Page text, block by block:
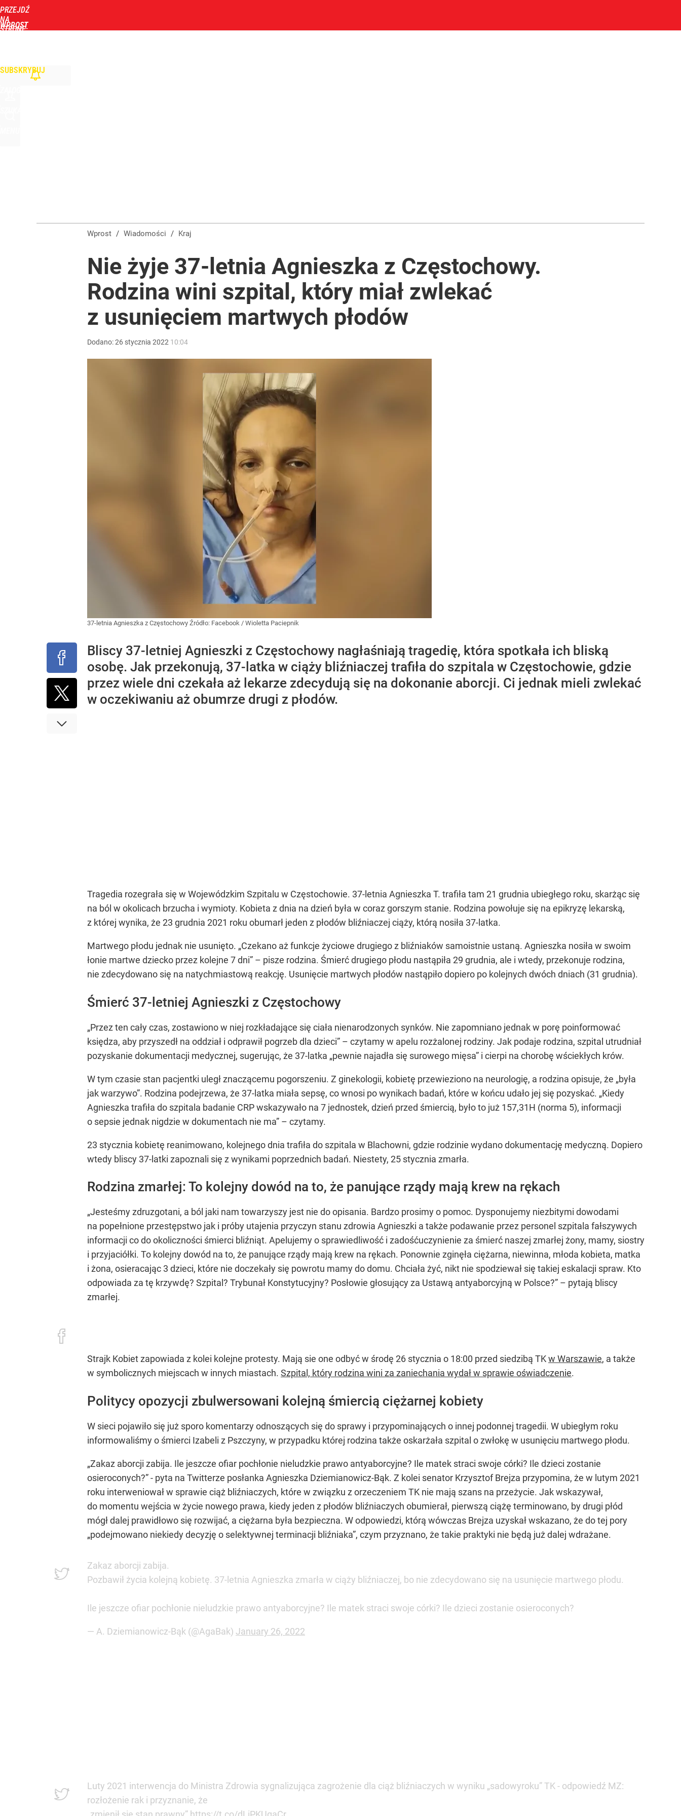
PRZEJDŹ
NA
STRONĘ
WPROST
SUBSKRYBUJ
Wprost / Wiadomości / Kraj
Nie żyje 37-letnia Agnieszka z Częstochowy.
Rodzina wini szpital, który miał zwlekać
z usunięciem martwych płodów
Dodano:26 stycznia 2022 10:04
37-letnia Agnieszka z Częstochowy Źródło: Facebook / Wioletta Paciepnik
Bliscy 37-letniej Agnieszki z Częstochowy nagłaśniają tragedię, która spotkała ich bliską
osobę. Jak przekonują, 37-latka w ciąży bliźniaczej trafiła do szpitala w Częstochowie, gdzie
przez wiele dni czekała aż lekarze zdecydują się na dokonanie aborcji. Ci jednak mieli zwlekać
w oczekiwaniu aż obumrze drugi z płodów.
Tragedia rozegrała się w Wojewódzkim Szpitalu w Częstochowie. 37-letnia Agnieszka T. trafiła tam 21 grudnia ubiegłego roku, skarżąc się
na ból w okolicach brzucha i wymioty. Kobieta z dnia na dzień była w coraz gorszym stanie. Rodzina powołuje się na epikryzę lekarską,
z której wynika, że 23 grudnia 2021 roku obumarł jeden z płodów bliźniaczej ciąży, którą nosiła 37-latka.
Martwego płodu jednak nie usunięto. „Czekano aż funkcje życiowe drugiego z bliźniaków samoistnie ustaną. Agnieszka nosiła w swoim
łonie martwe dziecko przez kolejne 7 dni” – pisze rodzina. Śmierć drugiego płodu nastąpiła 29 grudnia, ale i wtedy, przekonuje rodzina,
nie zdecydowano się na natychmiastową reakcję. Usunięcie martwych płodów nastąpiło dopiero po kolejnych dwóch dniach (31 grudnia).
Śmierć 37-letniej Agnieszki z Częstochowy
„Przez ten cały czas, zostawiono w niej rozkładające się ciała nienarodzonych synków. Nie zapomniano jednak w porę poinformować
księdza, aby przyszedł na oddział i odprawił pogrzeb dla dzieci” – czytamy w apelu rozżalonej rodziny. Jak podaje rodzina, szpital utrudniał
pozyskanie dokumentacji medycznej, sugerując, że 37-latka „pewnie najadła się surowego mięsa” i cierpi na chorobę wściekłych krów.
W tym czasie stan pacjentki uległ znaczącemu pogorszeniu. Z ginekologii, kobietę przewieziono na neurologię, a rodzina opisuje, że „była
jak warzywo”. Rodzina podejrzewa, że 37-latka miała sepsę, co wnosi po wynikach badań, które w końcu udało jej się pozyskać. „Kiedy
Agnieszka trafiła do szpitala badanie CRP wskazywało na 7 jednostek, dzień przed śmiercią, było to już 157,31H (norma 5), informacji
o sepsie jednak nigdzie w dokumentach nie ma” – czytamy.
23 stycznia kobietę reanimowano, kolejnego dnia trafiła do szpitala w Blachowni, gdzie rodzinie wydano dokumentację medyczną. Dopiero
wtedy bliscy 37-latki zapoznali się z wynikami poprzednich badań. Niestety, 25 stycznia zmarła.
Rodzina zmarłej: To kolejny dowód na to, że panujące rządy mają krew na rękach
„Jesteśmy zdruzgotani, a ból jaki nam towarzyszy jest nie do opisania. Bardzo prosimy o pomoc. Dysponujemy niezbitymi dowodami
na popełnione przestępstwo jak i próby utajenia przyczyn stanu zdrowia Agnieszki a także podawanie przez personel szpitala fałszywych
informacji co do okoliczności śmierci bliźniąt. Apelujemy o sprawiedliwość i zadośćuczynienie za śmierć naszej zmarłej żony, mamy, siostry
i przyjaciółki. To kolejny dowód na to, że panujące rządy mają krew na rękach. Ponownie zginęła ciężarna, niewinna, młoda kobieta, matka
i żona, osieracając 3 dzieci, które nie doczekały się powrotu mamy do domu. Chciała żyć, nikt nie spodziewał się takiej eskalacji spraw. Kto
odpowiada za tę krzywdę? Szpital? Trybunał Konstytucyjny? Posłowie głosujący za Ustawą antyaborcyjną w Polsce?” – pytają bliscy
zmarłej.
Strajk Kobiet zapowiada z kolei kolejne protesty. Mają sie one odbyć w środę 26 stycznia o 18:00 przed siedzibą TKw Warszawie, a także
w symbolicznych miejscach w innych miastach. Szpital, który rodzina wini za zaniechania wydał w sprawie oświadczenie.
Politycy opozycji zbulwersowani kolejną śmiercią ciężarnej kobiety
W sieci pojawiło się już sporo komentarzy odnoszących się do sprawy i przypominających o innej podonnej tragedii. W ubiegłym roku
informowaliśmy o śmierci Izabeli z Pszczyny, w przypadku której rodzina także oskarżała szpital o zwłokę w usunięciu martwego płodu.
„Zakaz aborcji zabija. Ile jeszcze ofiar pochłonie nieludzkie prawo antyaborcyjne? Ile matek straci swoje córki? Ile dzieci zostanie
osieroconych?” - pyta na Twitterze posłanka Agnieszka Dziemianowicz-Bąk. Z kolei senator Krzysztof Brejza przypomina, że w lutym 2021
roku interweniował w sprawie ciąż bliźniaczych, które w związku z orzeczeniem TK nie mają szans na przeżycie. Jak wskazywał,
do momentu wejścia w życie nowego prawa, kiedy jeden z płodów bliźniaczych obumierał, pierwszą ciążę terminowano, by drugi płód
mógł dalej prawidłowo się rozwijać, a ciężarna była bezpieczna. W odpowiedzi, którą wówczas Brejza uzyskał wskazano, że do tej pory
„podejmowano niekiedy decyzję o selektywnej terminacji bliźniaka”, czym przyznano, że takie praktyki nie będą już dalej wdrażane.
Zakaz aborcji zabija.
Pozbawił życia kolejną kobietę. 37-letnia Agnieszka zmarła w ciąży bliźniaczej, bo nie zdecydowano się na usunięcie martwego płodu.
Ile jeszcze ofiar pochłonie nieludzkie prawo antyaborcyjne? Ile matek straci swoje córki? Ile dzieci zostanie osieroconych?
— A. Dziemianowicz-Bąk (@AgaBak) January 26, 2022
Luty 2021 interwencja do Ministra Zdrowia sygnalizująca zagrożenie dla ciąż bliźniaczych w wyniku „sadowyroku” TK - odpowiedź MZ:
rozłożenie rak i przyznanie, że